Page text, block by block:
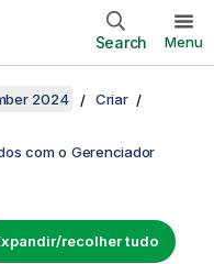
Search Menu
2024
Criar
com o Gerenciador
recolher tudo